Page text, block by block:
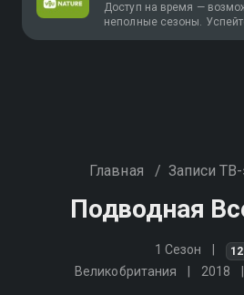
Доступ на время —
неполные сезоны.
Главная / Записи
Подводная
1 Сезон
Великобритания 2018